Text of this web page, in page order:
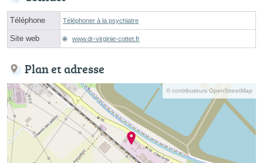
Téléphone Téléphoner à la psychiatre
Site web www.dr-virginie-cottet.fr
Plan et adresse
© contributeurs OpenStreetMap